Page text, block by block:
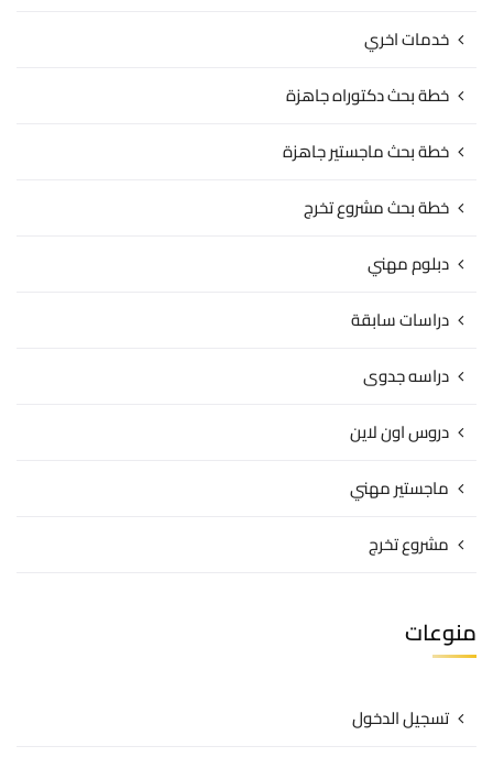
خدمات اخري
خطة بحث دكتوراه جاهزة
خطة بحث ماجستير جاهزة
خطة بحث مشروع تخرج
دبلوم مهني
دراسات سابقة
دراسه جدوى
دروس اون لاين
ماجستير مهني
مشروع تخرج
منوعات
تسجيل الدخول